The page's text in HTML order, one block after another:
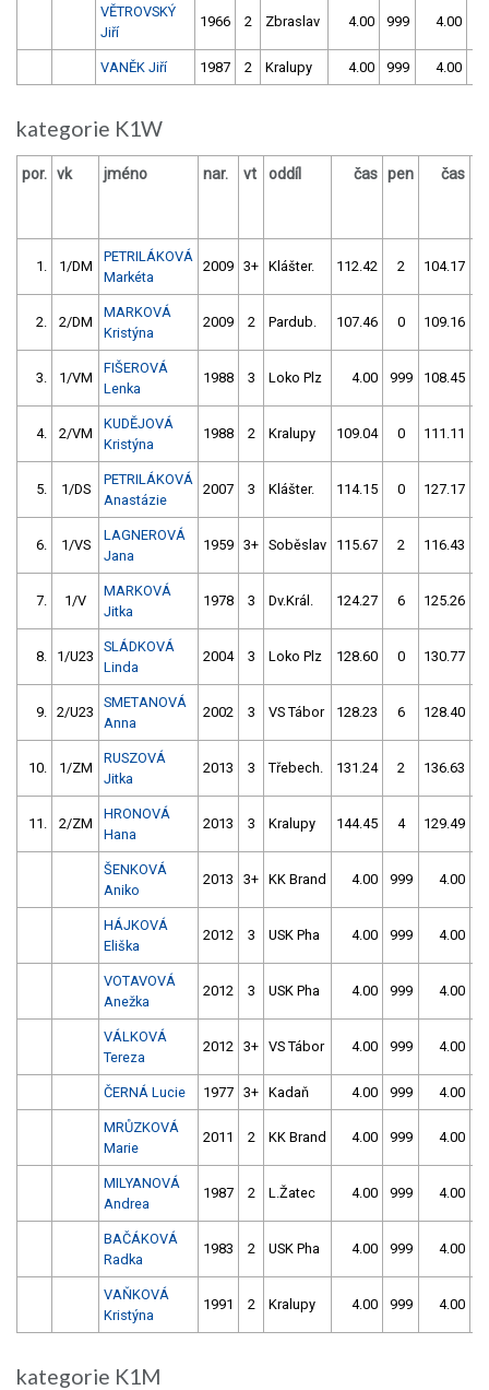
VĚTROVSKÝ
Jiří
1966 2 Zbraslav 4.00 999 4.00
VANĚK Jiří 1987 2 Kralupy 4.00 999 4.00
kategorie K1W
por. vk jméno nar. vt oddíl čas pen čas
1. 1/DM
PETRILÁKOVÁ
Markéta
2009 3+ Klášter. 112.42 2 104.17
2. 2/DM
MARKOVÁ
Kristýna
2009 2 Pardub. 107.46 0 109.16
3. 1/VM
FIŠEROVÁ
Lenka
1988 3 Loko Plz 4.00 999 108.45
4. 2/VM
KUDĚJOVÁ
Kristýna
1988 2 Kralupy 109.04 0 111.11
5. 1/DS
PETRILÁKOVÁ
Anastázie
2007 3 Klášter. 114.15 0 127.17
6. 1/VS
LAGNEROVÁ
Jana
1959 3+ Soběslav 115.67 2 116.43
7. 1/V
MARKOVÁ
Jitka
1978 3 Dv.Král. 124.27 6 125.26
8. 1/U23
SLÁDKOVÁ
Linda
2004 3 Loko Plz 128.60 0 130.77
9. 2/U23
SMETANOVÁ
Anna
2002 3 VS Tábor 128.23 6 128.40
10. 1/ZM
RUSZOVÁ
Jitka
2013 3 Třebech. 131.24 2 136.63
11. 2/ZM
HRONOVÁ
Hana
2013 3 Kralupy 144.45 4 129.49
ŠENKOVÁ
Aniko
2013 3+ KK Brand 4.00 999 4.00
HÁJKOVÁ
Eliška
2012 3 USK Pha 4.00 999 4.00
VOTAVOVÁ
Anežka
2012 3 USK Pha 4.00 999 4.00
VÁLKOVÁ
Tereza
2012 3+ VS Tábor 4.00 999 4.00
ČERNÁ Lucie 1977 3+ Kadaň 4.00 999 4.00
MRŮZKOVÁ
Marie
2011 2 KK Brand 4.00 999 4.00
MILYANOVÁ
Andrea
1987 2 L.Žatec 4.00 999 4.00
BAČÁKOVÁ
Radka
1983 2 USK Pha 4.00 999 4.00
VAŇKOVÁ
Kristýna
1991 2 Kralupy 4.00 999 4.00
kategorie K1M